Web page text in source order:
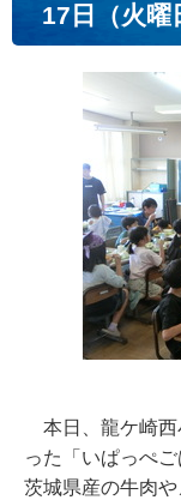
17日（火
本日、龍ケ崎西
った「いぱっぺご
茨城県産の牛肉